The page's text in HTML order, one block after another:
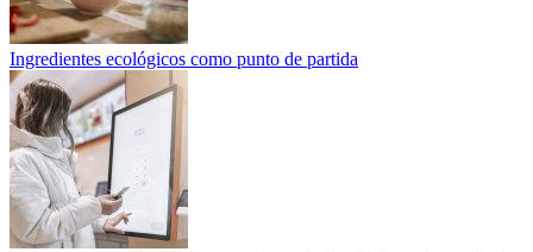
Ingredientes ecológicos como punto de partida